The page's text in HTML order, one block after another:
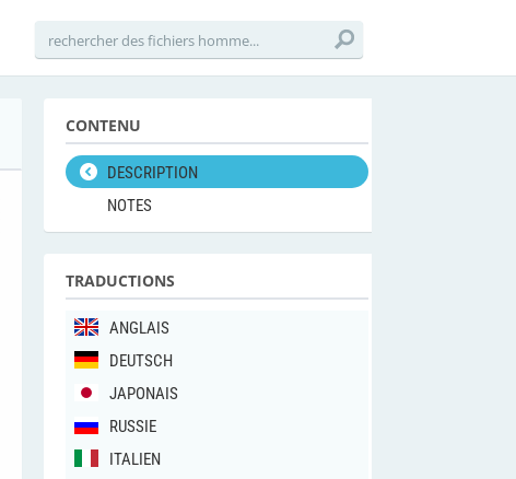
CONTENU
DESCRIPTION
NOTES
TRADUCTIONS
ANGLAIS
DEUTSCH
JAPONAIS
RUSSIE
ITALIEN